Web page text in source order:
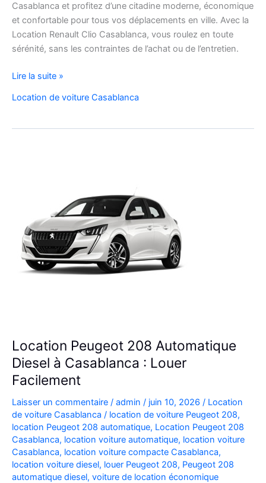
Casablanca et profitez d’une citadine moderne, économique
et confortable pour tous vos déplacements en ville. Avec la
Location Renault Clio Casablanca, vous roulez en toute
sérénité, sans les contraintes de l’achat ou de l’entretien.
Location
Voiture
Clio
Lire la suite »
Location de voiture Casablanca
Location Peugeot 208 Automatique
Diesel à Casablanca : Louer
Facilement
Laisser un commentaire / admin / juin 10, 2026 / Location
de voiture Casablanca / location de voiture Peugeot 208,
location Peugeot 208 automatique, Location Peugeot 208
Casablanca, location voiture automatique, location voiture
Casablanca, location voiture compacte Casablanca,
location voiture diesel, louer Peugeot 208, Peugeot 208
automatique diesel, voiture de location économique